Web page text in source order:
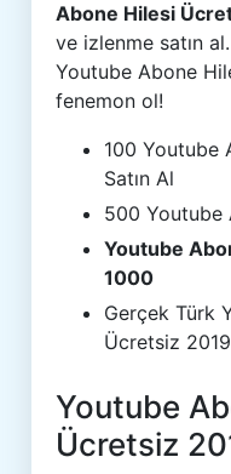
Abone Hilesi
ve izlenme satın
Youtube Abone
fenemon ol!
100 Youtube
Satın Al
500 Youtube
Youtube
1000
Gerçek Türk
Ücretsiz 2019
Youtube
Ücretsiz